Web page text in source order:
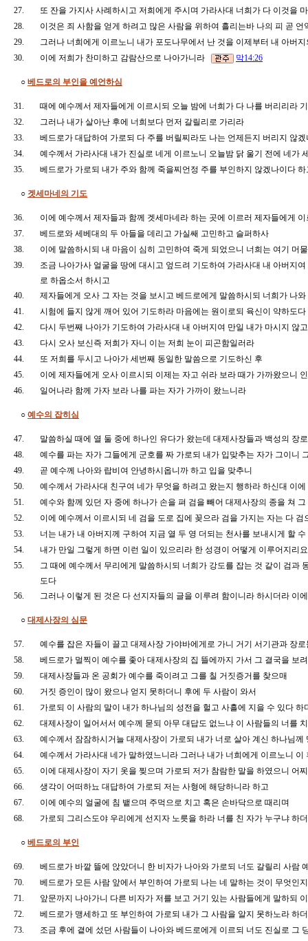
27.
또 잔을 가지사 사례하시고 저희에게 주시며 가라사대 너희가 다 이것을
28.
이것은 죄 사함을 얻게 하려고 많은 사람을 위하여 흘리는바 나의 피 곧
29.
그러나 너희에게 이르노니 내가 포도나무에서 난 것을 이제부터 내 아
30.
이에 저희가 찬미하고 감람산으로 나아가니라 막14:26
○ 베드로의 부인을 예언하심
31.
때에 예수께서 제자들에게 이르시되 오늘 밤에 너희가 다 나를 버리리
32.
그러나 내가 살아난 후에 너희보다 먼저 갈릴리로 가리라
33.
베드로가 대답하여 가로되 다 주를 버릴찌라도 나는 언제든지 버리지 않
34.
예수께서 가라사대 내가 진실로 네게 이르노니 오늘밤 닭 울기 전에 네가
35.
베드로가 가로되 내가 주와 함께 죽을찌언정 주를 부인하지 않겠나이다
○ 겟세마네의 기도
36.
이에 예수께서 제자들과 함께 겟세마네라 하는 곳에 이르러 제자들에게
37.
베드로와 세베대의 두 아들을 데리고 가실쌔 고민하고 슬퍼하사
38.
이에 말씀하시되 내 마음이 심히 고민하여 죽게 되었으니 너희는 여기
39.
조금 나아가사 얼굴을 땅에 대시고 엎드려 기도하여 가라사대 내 아버지
로 하옵소서 하시고
40.
제자들에게 오사 그 자는 것을 보시고 베드로에게 말씀하시되 너희가 나
41.
시험에 들지 않게 깨어 있어 기도하라 마음에는 원이로되 육신이 약하도
42.
다시 두번째 나아가 기도하여 가라사대 내 아버지여 만일 내가 마시지
43.
다시 오사 보신즉 저희가 자니 이는 저희 눈이 피곤함일러라
44.
또 저희를 두시고 나아가 세번째 동일한 말씀으로 기도하신 후
45.
이에 제자들에게 오사 이르시되 이제는 자고 쉬라 보라 때가 가까왔으니
46.
일어나라 함께 가자 보라 나를 파는 자가 가까이 왔느니라
○ 예수의 잡히심
47.
말씀하실 때에 열 둘 중에 하나인 유다가 왔는데 대제사장들과 백성의
48.
예수를 파는 자가 그들에게 군호를 짜 가로되 내가 입맞추는 자가 그이니
49.
곧 예수께 나아와 랍비여 안녕하시옵니까 하고 입을 맞추니
50.
예수께서 가라사대 친구여 네가 무엇을 하려고 왔는지 행하라 하신대 이
51.
예수와 함께 있던 자 중에 하나가 손을 펴 검을 빼어 대제사장의 종을 쳐
52.
이에 예수께서 이르시되 네 검을 도로 집에 꽂으라 검을 가지는 자는 다
53.
너는 내가 내 아버지께 구하여 지금 열 두 영 더되는 천사를 보내시게 할
54.
내가 만일 그렇게 하면 이런 일이 있으리라 한 성경이 어떻게 이루어지리
55.
그 때에 예수께서 무리에게 말씀하시되 너희가 강도를 잡는 것 같이 검과
도다
56.
그러나 이렇게 된 것은 다 선지자들의 글을 이루려 함이니라 하시더라
○ 대제사장의 심문
57.
예수를 잡은 자들이 끌고 대제사장 가야바에게로 가니 거기 서기관과 장
58.
베드로가 멀찍이 예수를 좇아 대제사장의 집 뜰에까지 가서 그 결국을
59.
대제사장들과 온 공회가 예수를 죽이려고 그를 칠 거짓증거를 찾으매
60.
거짓 증인이 많이 왔으나 얻지 못하더니 후에 두 사람이 와서
61.
가로되 이 사람의 말이 내가 하나님의 성전을 헐고 사흘에 지을 수 있다
62.
대제사장이 일어서서 예수께 묻되 아무 대답도 없느냐 이 사람들의 너를
63.
예수께서 잠잠하시거늘 대제사장이 가로되 내가 너로 살아 계신 하나님
64.
예수께서 가라사대 네가 말하였느니라 그러나 내가 너희에게 이르노니
65.
이에 대제사장이 자기 옷을 찢으며 가로되 저가 참람한 말을 하였으니
66.
생각이 어떠하뇨 대답하여 가로되 저는 사형에 해당하니라 하고
67.
이에 예수의 얼굴에 침 뱉으며 주먹으로 치고 혹은 손바닥으로 때리며
68.
가로되 그리스도야 우리에게 선지자 노릇을 하라 너를 친 자가 누구냐 하
○ 베드로의 부인
69.
베드로가 바깥 뜰에 앉았더니 한 비자가 나아와 가로되 너도 갈릴리 사
70.
베드로가 모든 사람 앞에서 부인하여 가로되 나는 네 말하는 것이 무엇인
71.
앞문까지 나아가니 다른 비자가 저를 보고 거기 있는 사람들에게 말하되
72.
베드로가 맹세하고 또 부인하여 가로되 내가 그 사람을 알지 못하노라 하
73.
조금 후에 곁에 섰던 사람들이 나아와 베드로에게 이르되 너도 진실로